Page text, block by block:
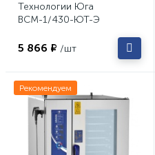
Технологии Юга
ВСМ-1/430-ЮТ-Э
5 866 ₽ /шт
Рекомендуем